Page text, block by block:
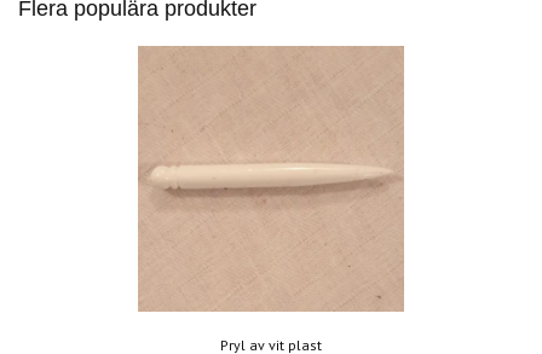
Flera populära produkter
Pryl av vit plast